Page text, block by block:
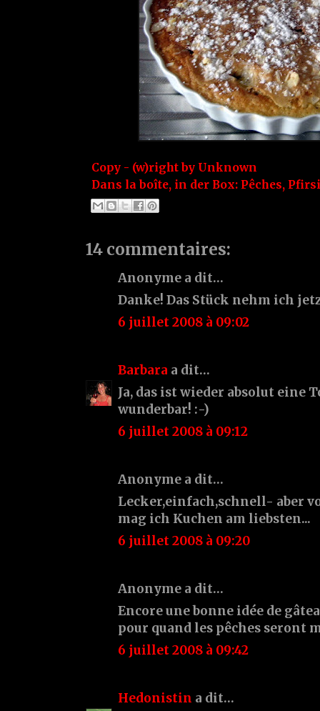
Copy - (w)right by Unknown
Dans la boîte, in der Box: Pêches,
14 commentaires:
Anonyme a dit…
Danke! Das Stück nehm ich
6 juillet 2008 à 09:02
Barbara a dit…
Ja, das ist wieder absolut
wunderbar! :-)
6 juillet 2008 à 09:12
Anonyme a dit…
Lecker,einfach,schnell- aber
mag ich Kuchen am liebsten...
6 juillet 2008 à 09:20
Anonyme a dit…
Encore une bonne idée de
pour quand les pêches seront
6 juillet 2008 à 09:42
Hedonistin a dit…